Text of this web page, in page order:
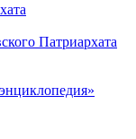
Патриархата